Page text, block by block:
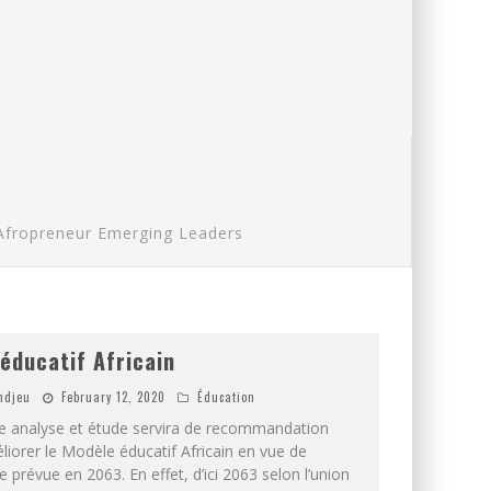
Emerging Leaders
Africain
February 12, 2020 Éducation
analyse et étude servira de recommandation
le Modèle éducatif Africain en vue de
prévue en 2063. En effet, d’ici 2063 selon l’union